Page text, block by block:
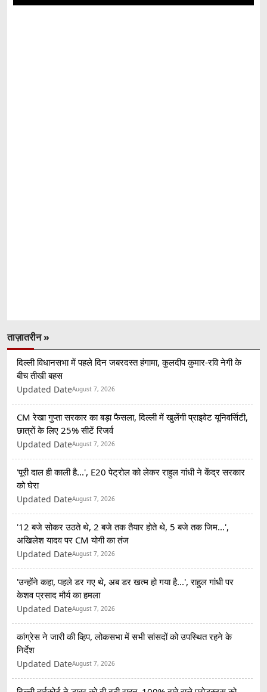
ताज़ातरीन »
दिल्ली विधानसभा में पहले दिन जबरदस्त हंगामा, कुलदीप कुमार-रवि नेगी के
बीच तीखी बहस
Updated DateAugust 7, 2026
CM रेखा गुप्ता सरकार का बड़ा फैसला, दिल्ली में खुलेंगी प्राइवेट यूनिवर्सिटी,
छात्रों के लिए 25% सीटें रिजर्व
Updated DateAugust 7, 2026
'पूरी दाल ही काली है...', E20 पेट्रोल को लेकर राहुल गांधी ने केंद्र सरकार
को घेरा
Updated DateAugust 7, 2026
'12 बजे सोकर उठते थे, 2 बजे तक तैयार होते थे, 5 बजे तक जिम...',
अखिलेश यादव पर CM योगी का तंज
Updated DateAugust 7, 2026
'उन्होंने कहा, पहले डर गए थे, अब डर खत्म हो गया है...', राहुल गांधी पर
केशव प्रसाद मौर्य का हमला
Updated DateAugust 7, 2026
कांग्रेस ने जारी की व्हिप, लोकसभा में सभी सांसदों को उपस्थित रहने के
निर्देश
Updated DateAugust 7, 2026